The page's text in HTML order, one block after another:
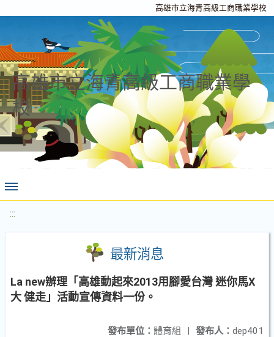
高雄市立海青高級工商職業學校
高雄市立海青高級工商職業學
校
:::
最新消息
La new辦理「高雄動起來2013用腳愛台灣 迷你馬X
大 健走」活動宣傳資料一份。
發布人： dep401
發布單位： 體育組 |